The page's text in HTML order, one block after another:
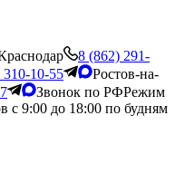
8 (862) 291-
310-10-55
Ростов-на-
Звонок по РФРежим
с 9:00 до 18:00 по будням